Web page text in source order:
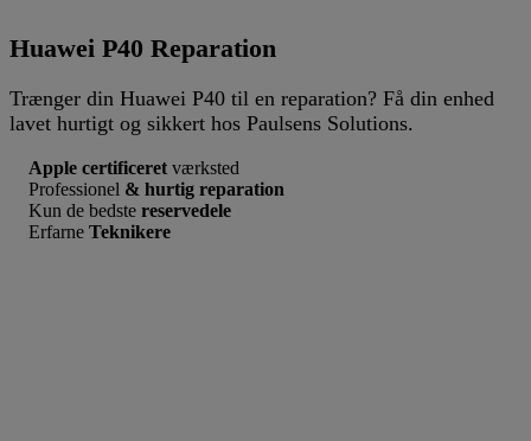
&
Wifi
TV
&
Lyd
Hvem
er
Huawei P40 Reparation
Trænger din Huawei P40 til en reparation? Få din enhed
lavet hurtigt og sikkert hos Paulsens Solutions.
Apple certificeret værksted
Professionel & hurtig reparation
Kun de bedste reservedele
Erfarne Teknikere